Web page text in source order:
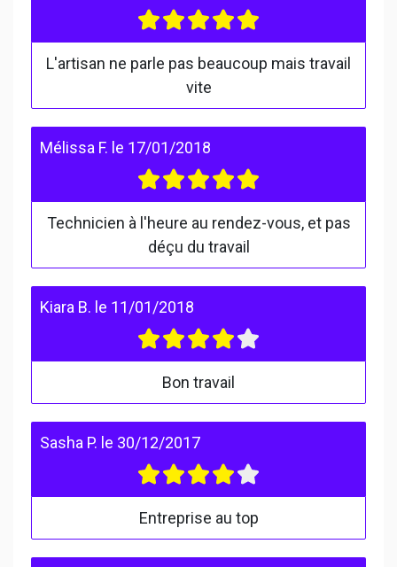
L'artisan ne parle pas beaucoup mais travail
vite
Mélissa F. le 17/01/2018
Technicien à l'heure au rendez-vous, et pas
déçu du travail
Kiara B. le 11/01/2018
Bon travail
Sasha P. le 30/12/2017
Entreprise au top